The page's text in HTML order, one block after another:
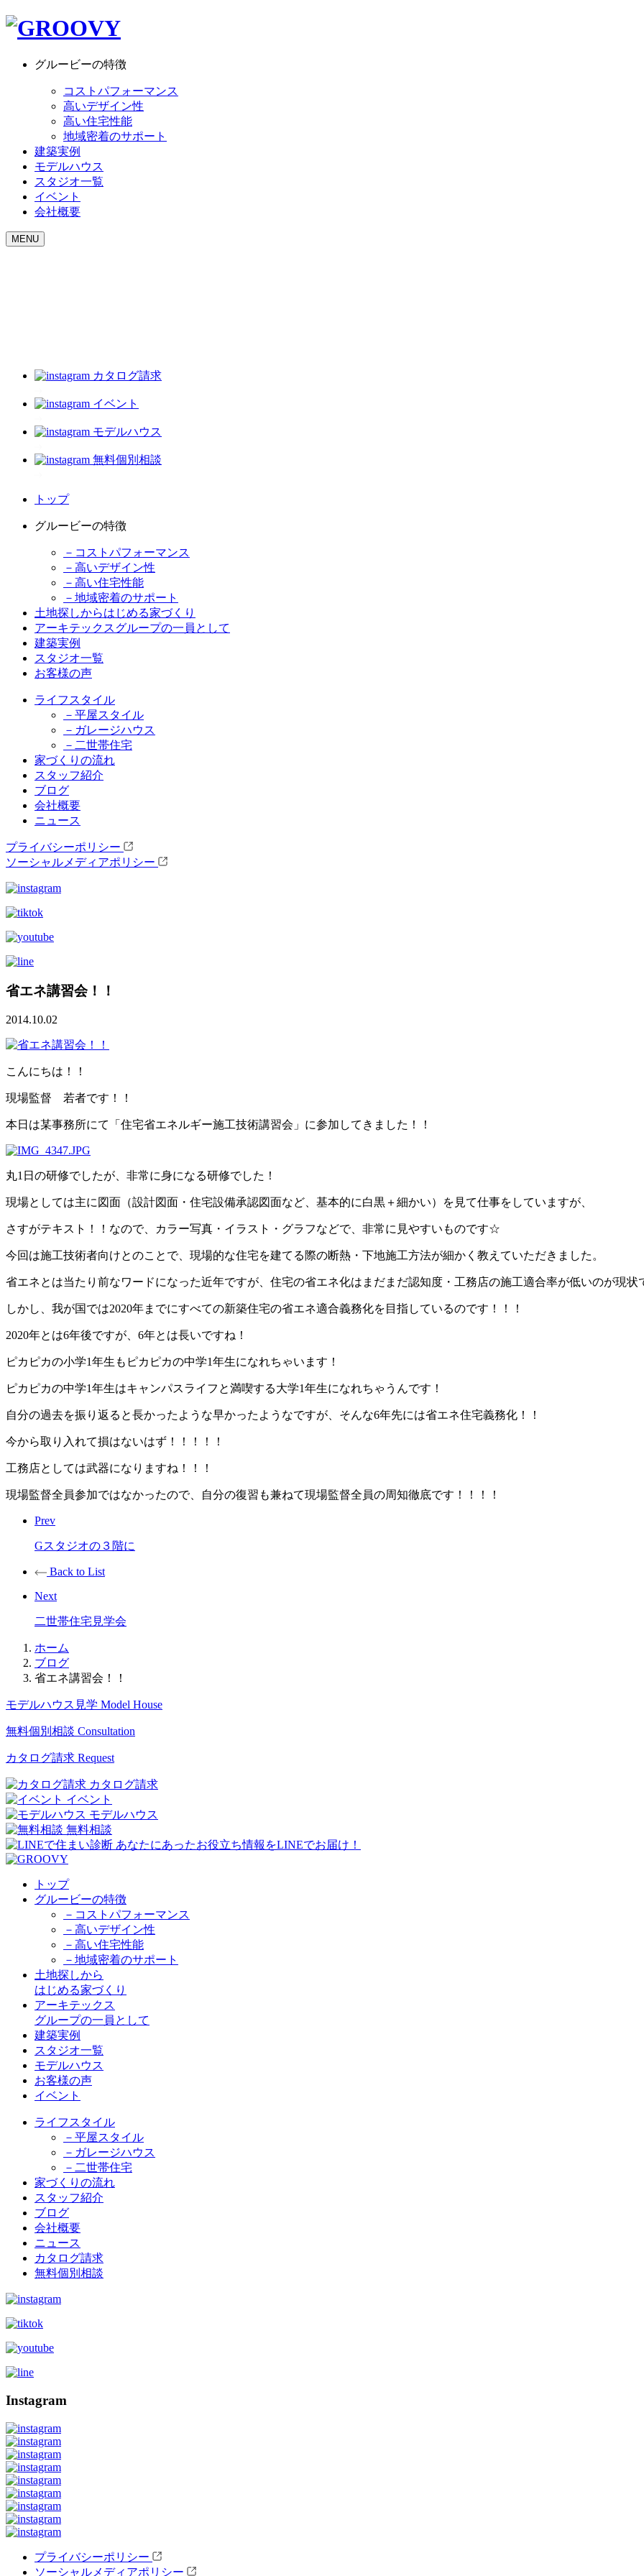
グルービーの特徴
コストパフォーマンス
高いデザイン性
高い住宅性能
地域密着のサポート
建築実例
モデルハウス
スタジオ一覧
イベント
会社概要
MENU
カタログ請求
イベント
モデルハウス
無料個別相談
トップ
グルービーの特徴
－コストパフォーマンス
－高いデザイン性
－高い住宅性能
－地域密着のサポート
土地探しからはじめる家づくり
アーキテックスグループの一員として
建築実例
スタジオ一覧
お客様の声
ライフスタイル
－平屋スタイル
－ガレージハウス
－二世帯住宅
家づくりの流れ
スタッフ紹介
ブログ
会社概要
ニュース
プライバシーポリシー
ソーシャルメディアポリシー
省エネ講習会！！
2014.10.02
こんにちは！！
現場監督 若者です！！
本日は某事務所にて「住宅省エネルギー施工技術講習会」に参加してきました！！
丸1日の研修でしたが、非常に身になる研修でした！
現場としては主に図面（設計図面・住宅設備承認図面など、基本的に白黒＋細かい）を見て仕事をしていますが、
さすがテキスト！！なので、カラー写真・イラスト・グラフなどで、非常に見やすいものです☆
今回は施工技術者向けとのことで、現場的な住宅を建てる際の断熱・下地施工方法が細かく教えていただきました。
省エネとは当たり前なワードになった近年ですが、住宅の省エネ化はまだまだ認知度・工務店の施工適合率が低いのが現状
しかし、我が国では2020年までにすべての新築住宅の省エネ適合義務化を目指しているのです！！！
2020年とは6年後ですが、6年とは長いですね！
ピカピカの小学1年生もピカピカの中学1年生になれちゃいます！
ピカピカの中学1年生はキャンパスライフと満喫する大学1年生になれちゃうんです！
自分の過去を振り返ると長かったような早かったようなですが、そんな6年先には省エネ住宅義務化！！
今から取り入れて損はないはず！！！！！
工務店としては武器になりますね！！！
現場監督全員参加ではなかったので、自分の復習も兼ねて現場監督全員の周知徹底です！！！！
Prev
Gスタジオの３階に
Back to List
Next
二世帯住宅見学会
ホーム
ブログ
省エネ講習会！！
モデルハウス見学 Model House
無料個別相談 Consultation
カタログ請求 Request
カタログ請求
イベント
モデルハウス
無料相談
トップ
グルービーの特徴
－コストパフォーマンス
－高いデザイン性
－高い住宅性能
－地域密着のサポート
土地探しから
はじめる家づくり
アーキテックス
グループの一員として
建築実例
スタジオ一覧
モデルハウス
お客様の声
イベント
ライフスタイル
－平屋スタイル
－ガレージハウス
－二世帯住宅
家づくりの流れ
スタッフ紹介
ブログ
会社概要
ニュース
カタログ請求
無料個別相談
Instagram
プライバシーポリシー
ソーシャルメディアポリシー